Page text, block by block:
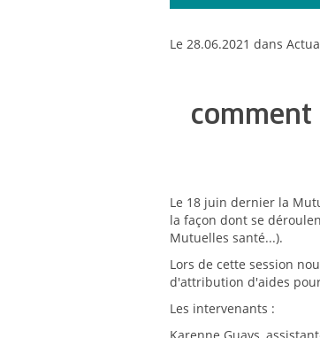
Le 28.06.2021 dans
comment
Le 18 juin dernier la
la façon dont se
Mutuelles santé...).
Lors de cette session
d'attribution d'aides
Les intervenants :